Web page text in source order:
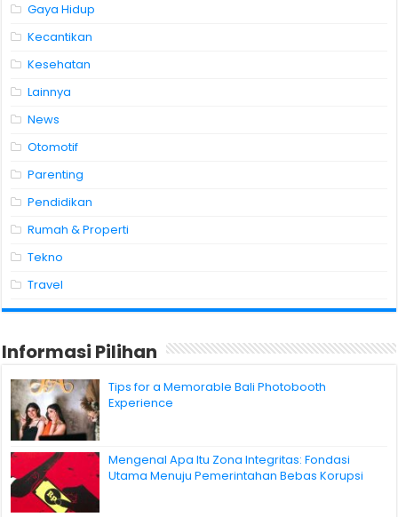
Gaya Hidup
Kecantikan
Kesehatan
Lainnya
News
Otomotif
Parenting
Pendidikan
Rumah & Properti
Tekno
Travel
Informasi Pilihan
Tips for a Memorable Bali Photobooth
Experience
Mengenal Apa Itu Zona Integritas: Fondasi
Utama Menuju Pemerintahan Bebas Korupsi